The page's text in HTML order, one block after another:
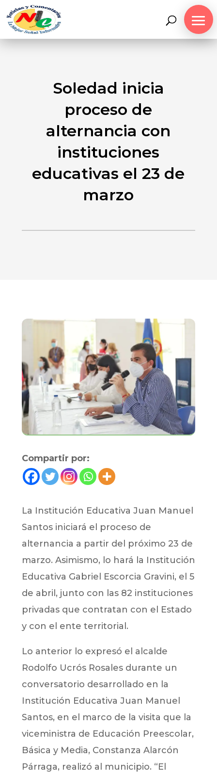
Soledad inicia
proceso de
alternancia con
instituciones
educativas el 23 de
marzo
Compartir por:
La Institución Educativa Juan Manuel
Santos iniciará el proceso de
alternancia a partir del próximo 23 de
marzo. Asimismo, lo hará la Institución
Educativa Gabriel Escorcia Gravini, el 5
de abril, junto con las 82 instituciones
privadas que contratan con el Estado
y con el ente territorial.
Lo anterior lo expresó el alcalde
Rodolfo Ucrós Rosales durante un
conversatorio desarrollado en la
Institución Educativa Juan Manuel
Santos, en el marco de la visita que la
viceministra de Educación Preescolar,
Básica y Media, Constanza Alarcón
Párraga, realizó al municipio. “El